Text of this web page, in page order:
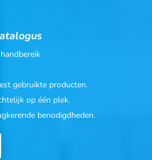
gebruikte producten.
op één plek.
benodigdheden.